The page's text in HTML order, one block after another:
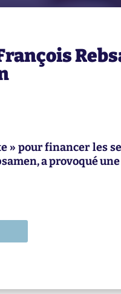
» pour financer les
a provoqué